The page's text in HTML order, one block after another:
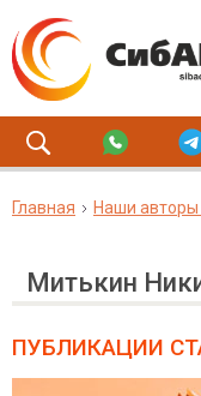
Главная Наши авторы
Митькин
ПУБЛИКАЦИИ